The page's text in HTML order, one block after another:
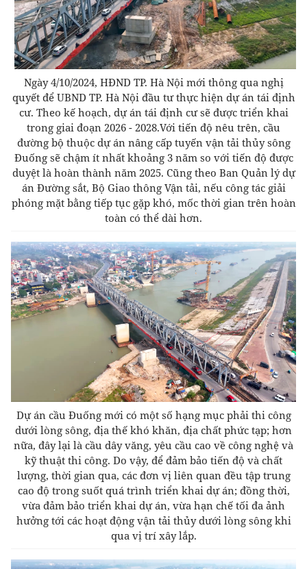
Ngày 4/10/2024, HĐND TP. Hà Nội mới thông qua nghị
quyết để UBND TP. Hà Nội đầu tư thực hiện dự án tái định
cư. Theo kế hoạch, dự án tái định cư sẽ được triển khai
trong giai đoạn 2026 - 2028.Với tiến độ nêu trên, cầu
đường bộ thuộc dự án nâng cấp tuyến vận tải thủy sông
Đuống sẽ chậm ít nhất khoảng 3 năm so với tiến độ được
duyệt là hoàn thành năm 2025. Cũng theo Ban Quản lý dự
án Đường sắt, Bộ Giao thông Vận tải, nếu công tác giải
phóng mặt bằng tiếp tục gặp khó, mốc thời gian trên hoàn
toàn có thể dài hơn.
Dự án cầu Đuống mới có một số hạng mục phải thi công
dưới lòng sông, địa thế khó khăn, địa chất phức tạp; hơn
nữa, đây lại là cầu dây văng, yêu cầu cao về công nghệ và
kỹ thuật thi công. Do vậy, để đảm bảo tiến độ và chất
lượng, thời gian qua, các đơn vị liên quan đều tập trung
cao độ trong suốt quá trình triển khai dự án; đồng thời,
vừa đảm bảo triển khai dự án, vừa hạn chế tối đa ảnh
hưởng tới các hoạt động vận tải thủy dưới lòng sông khi
qua vị trí xây lắp.